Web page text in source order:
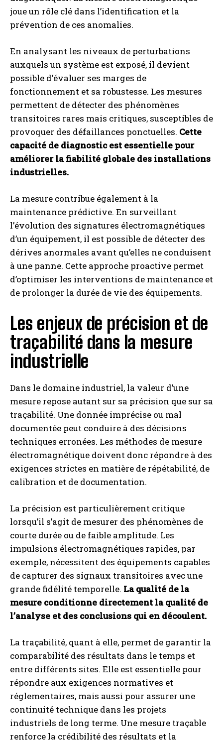
joue un rôle clé dans l’identification et la
prévention de ces anomalies.
En analysant les niveaux de perturbations
auxquels un système est exposé, il devient
possible d’évaluer ses marges de
fonctionnement et sa robustesse. Les mesures
permettent de détecter des phénomènes
transitoires rares mais critiques, susceptibles de
provoquer des défaillances ponctuelles. Cette
capacité de diagnostic est essentielle pour
améliorer la fiabilité globale des installations
industrielles.
La mesure contribue également à la
maintenance prédictive. En surveillant
l’évolution des signatures électromagnétiques
d’un équipement, il est possible de détecter des
dérives anormales avant qu’elles ne conduisent
à une panne. Cette approche proactive permet
d’optimiser les interventions de maintenance et
de prolonger la durée de vie des équipements.
Les enjeux de précision et de
traçabilité dans la mesure
industrielle
Dans le domaine industriel, la valeur d’une
mesure repose autant sur sa précision que sur sa
traçabilité. Une donnée imprécise ou mal
documentée peut conduire à des décisions
techniques erronées. Les méthodes de mesure
électromagnétique doivent donc répondre à des
exigences strictes en matière de répétabilité, de
calibration et de documentation.
La précision est particulièrement critique
lorsqu’il s’agit de mesurer des phénomènes de
courte durée ou de faible amplitude. Les
impulsions électromagnétiques rapides, par
exemple, nécessitent des équipements capables
de capturer des signaux transitoires avec une
grande fidélité temporelle. La qualité de la
mesure conditionne directement la qualité de
l’analyse et des conclusions qui en découlent.
La traçabilité, quant à elle, permet de garantir la
comparabilité des résultats dans le temps et
entre différents sites. Elle est essentielle pour
répondre aux exigences normatives et
réglementaires, mais aussi pour assurer une
continuité technique dans les projets
industriels de long terme. Une mesure traçable
renforce la crédibilité des résultats et la